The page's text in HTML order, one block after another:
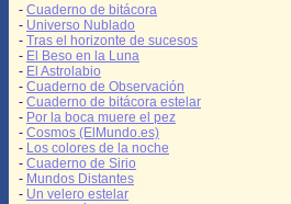
- Cuaderno de bitácora
- Universo Nublado
- Tras el horizonte de sucesos
- El Beso en la Luna
- El Astrolabio
- Cuaderno de Observación
- Cuaderno de bitácora estelar
- Por la boca muere el pez
- Cosmos (ElMundo.es)
- Los colores de la noche
- Cuaderno de Sirio
- Mundos Distantes
- Un velero estelar